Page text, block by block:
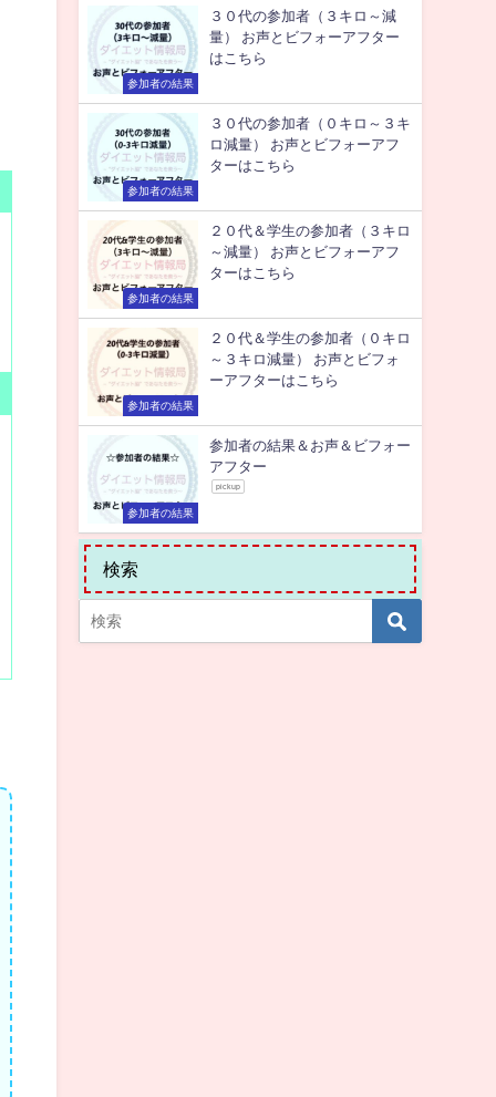
参加者の結果
３０代の参加者（３キロ～減
量） お声とビフォーアフター
はこちら
参加者の結果
３０代の参加者（０キロ～３キ
ロ減量） お声とビフォーアフ
ターはこちら
参加者の結果
２０代＆学生の参加者（３キロ
～減量） お声とビフォーアフ
ターはこちら
参加者の結果
２０代＆学生の参加者（０キロ
～３キロ減量） お声とビフォ
ーアフターはこちら
参加者の結果
参加者の結果＆お声＆ビフォー
アフター
pickup
検索